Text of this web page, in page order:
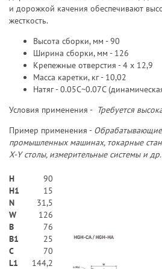
и дорожкой качения обеспечивают
жесткость.
Высота сборки, мм - 90
Ширина сборки, мм - 126
Крепежные отверстия - 4 х 12,9
Масса каретки, кг - 10,02
Натяг - 0.05C~0.07C
Условия применения - Требуется
Пример применения -
промышленных машинах, токарные
X-Y столы, измерительные системы и др.
H
90
H1
15
N
31,5
W
126
В
76
B1
25
C
70
L1
144,2